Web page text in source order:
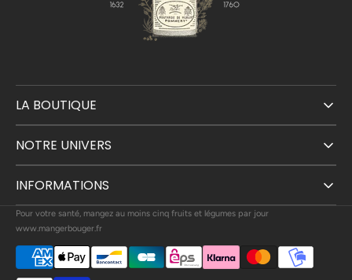
LA BOUTIQUE
NOTRE UNIVERS
INFORMATIONS
Pour votre santé, mangez au moins cinq fruits et légumes par jour
www.mangerbouger.fr